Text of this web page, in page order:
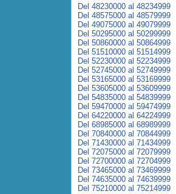
Del 48230000 al 48234999
Del 48575000 al 48579999
Del 49075000 al 49079999
Del 50295000 al 50299999
Del 50860000 al 50864999
Del 51510000 al 51514999
Del 52230000 al 52234999
Del 52745000 al 52749999
Del 53165000 al 53169999
Del 53605000 al 53609999
Del 54835000 al 54839999
Del 59470000 al 59474999
Del 64220000 al 64224999
Del 68985000 al 68989999
Del 70840000 al 70844999
Del 71430000 al 71434999
Del 72075000 al 72079999
Del 72700000 al 72704999
Del 73465000 al 73469999
Del 74635000 al 74639999
Del 75210000 al 75214999